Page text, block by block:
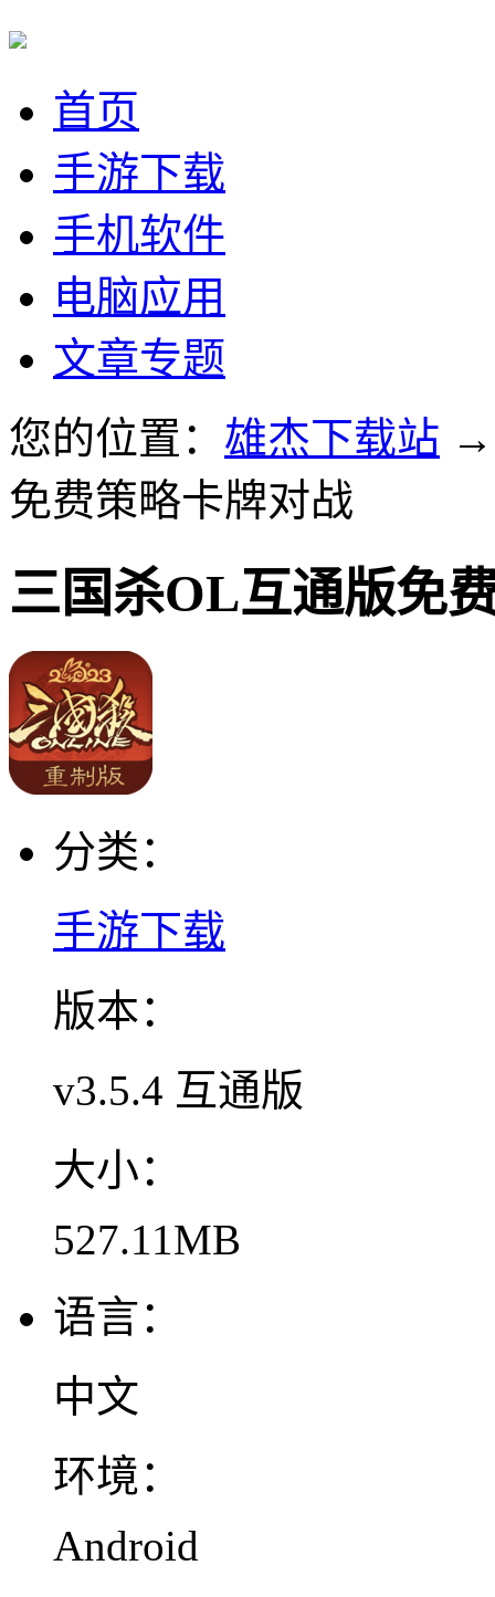
首页
手游下载
手机软件
电脑应用
文章专题
您的位置： 雄杰下载站
免费策略卡牌对战
三国杀OL互通版免
分类：
手游下载
版本：
v3.5.4 互通版
大小：
527.11MB
语言：
中文
环境：
Android